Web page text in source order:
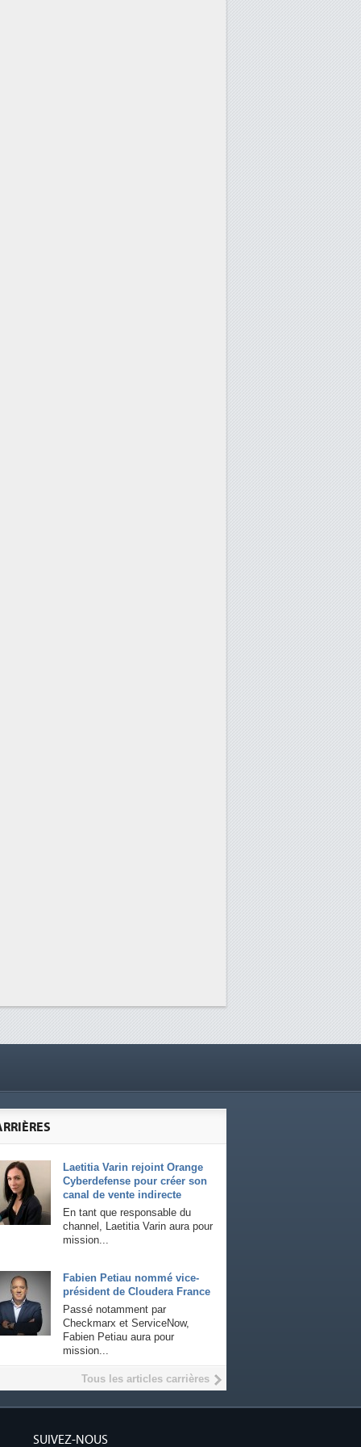
Laetitia Varin rejoint Orange
Cyberdefense pour créer son
canal de vente indirecte
En tant que responsable du
channel, Laetitia Varin aura pour
mission...
Fabien Petiau nommé vice-
président de Cloudera France
Passé notamment par
Checkmarx et ServiceNow,
Fabien Petiau aura pour
mission...
Tous les articles carrières
SUIVEZ-NOUS